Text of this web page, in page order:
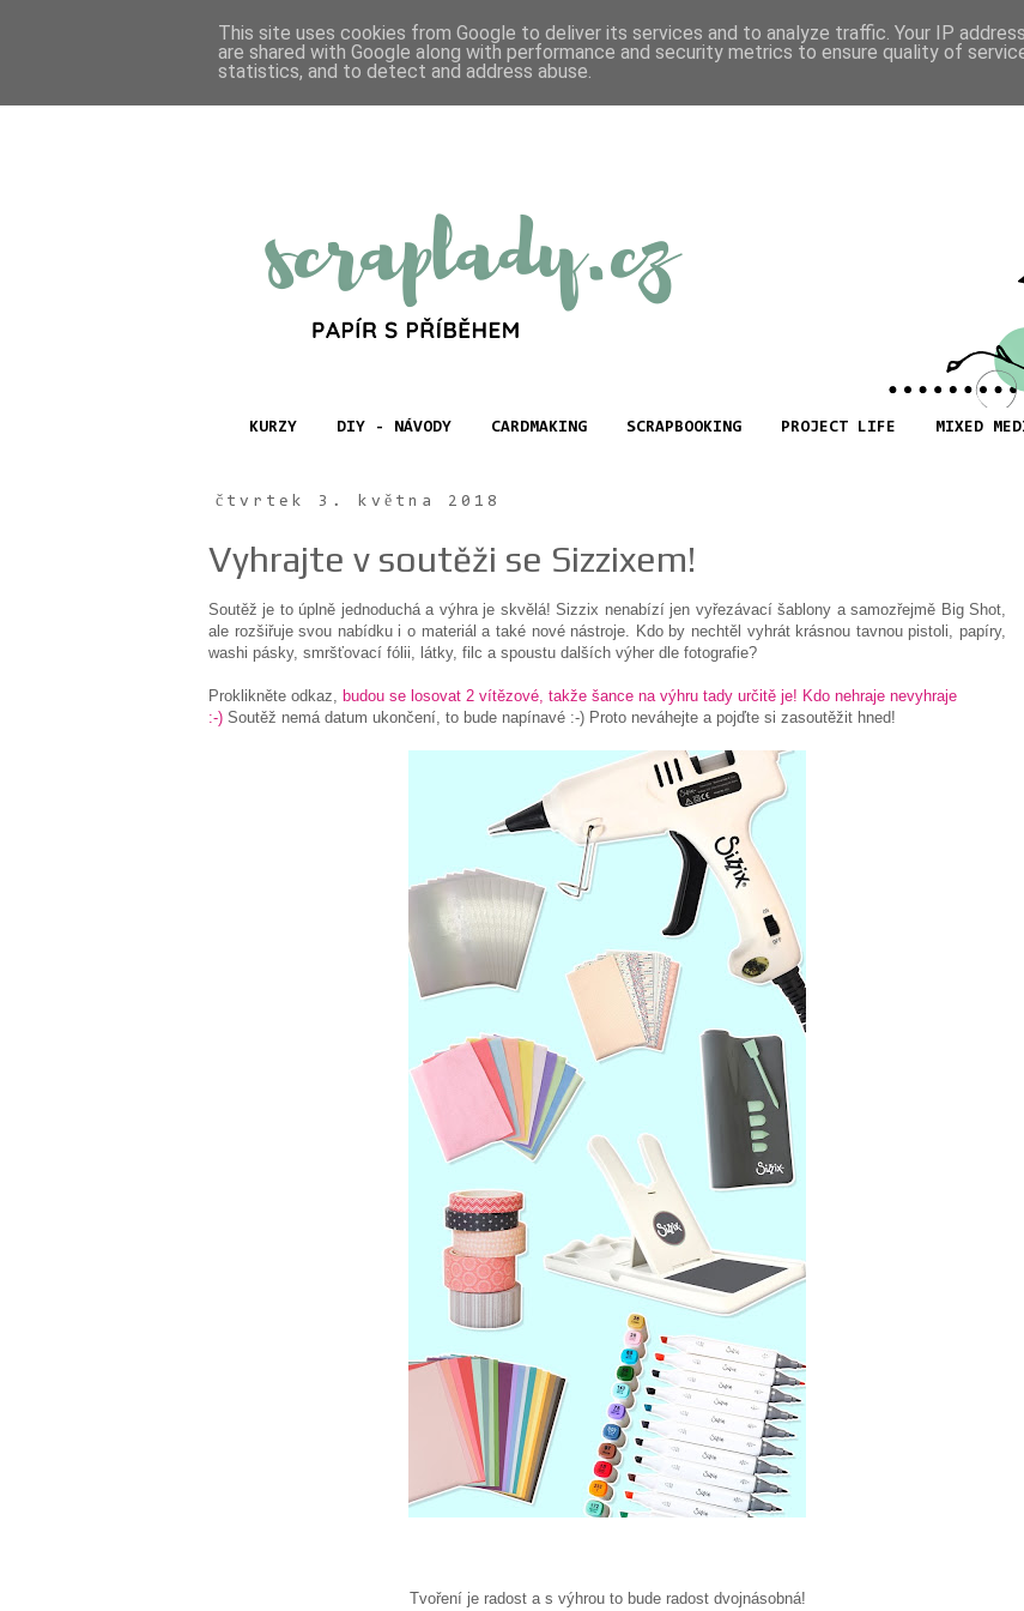
KURZY DIY - NÁVODY CARDMAKING SCRAPBOOKING PROJECT LIFE MIXED
čtvrtek 3. května 2018
Vyhrajte v soutěži se Sizzixem!
Soutěž je to úplně jednoduchá a výhra je skvělá! Sizzix nenabízí jen vyřezávací šablony a samozřejmě Big Shot,
ale rozšiřuje svou nabídku i o materiál a také nové nástroje. Kdo by nechtěl vyhrát krásnou tavnou pistoli, papíry,
washi pásky, smršťovací fólii, látky, filc a spoustu dalších výher dle fotografie?
Proklikněte odkaz, budou se losovat 2 vítězové, takže šance na výhru tady určitě je! Kdo nehraje nevyhraje
:-) Soutěž nemá datum ukončení, to bude napínavé :-) Proto neváhejte a pojďte si zasoutěžit hned!
Tvoření je radost a s výhrou to bude radost dvojnásobná!
This site uses cookies from Google to deliver its services and to analyze traffic. Your IP
are shared with Google along with performance and security metrics to ensure quality of
statistics, and to detect and address abuse.